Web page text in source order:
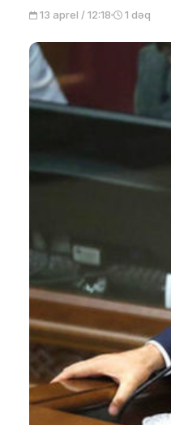
13 aprel / 12:18 1 dəq